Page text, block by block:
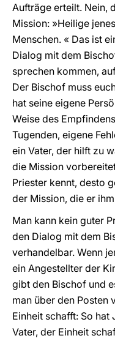
Aufträge erteilt. Nein,
Mission: »Heilige
Menschen. « Das ist
Dialog mit dem
sprechen kommen,
Der Bischof muss
hat seine eigene
Weise des
Tugenden, eigene
ein Vater, der hilft zu
die Mission
Priester kennt, desto
der Mission, die er
Man kann kein guter
den Dialog mit dem
verhandelbar. Wenn
ein Angestellter der
gibt den Bischof und
man über den Posten
Einheit schafft: So hat
Vater, der Einheit